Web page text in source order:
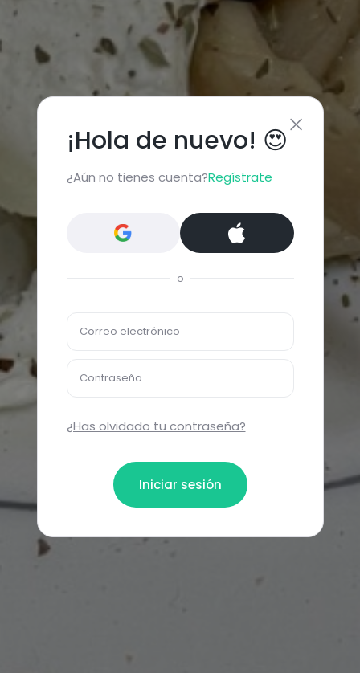
¡Hola de nuevo! 😍
¿Aún no tienes cuenta?Regístrate
o
Correo electrónico
Contraseña
¿Has olvidado tu contraseña?
Iniciar sesión